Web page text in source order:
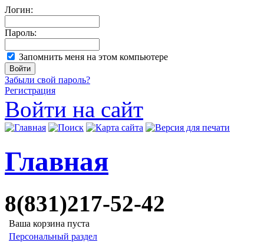
Логин:
Пароль:
Запомнить меня на этом компьютере
Забыли свой пароль?
Регистрация
Войти на сайт
Главная
8(831)217-52-42
Ваша корзина пуста
Персональный раздел